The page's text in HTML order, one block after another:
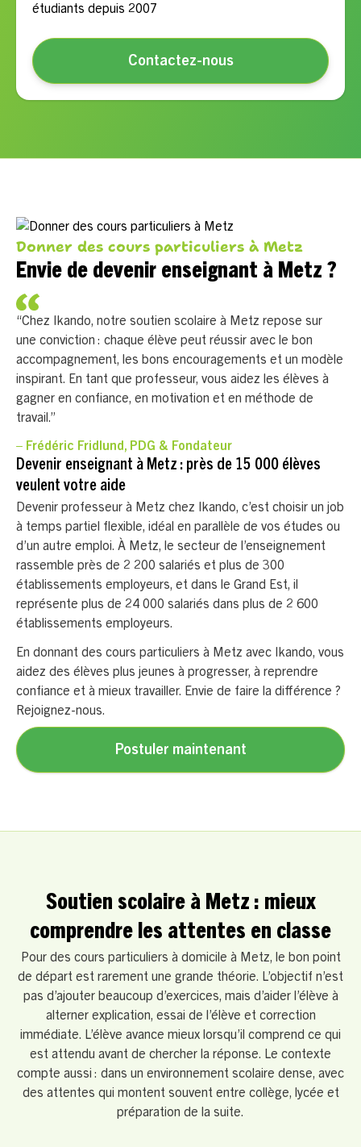
étudiants depuis 2007
Contactez-nous
Donner des cours particuliers à Metz
Envie de devenir enseignant à Metz ?
“Chez Ikando, notre soutien scolaire à Metz repose sur
une conviction : chaque élève peut réussir avec le bon
accompagnement, les bons encouragements et un modèle
inspirant. En tant que professeur, vous aidez les élèves à
gagner en confiance, en motivation et en méthode de
travail.”
– Frédéric Fridlund, PDG & Fondateur
Devenir enseignant à Metz : près de 15 000 élèves
veulent votre aide
Devenir professeur à Metz chez Ikando, c’est choisir un job
à temps partiel flexible, idéal en parallèle de vos études ou
d’un autre emploi. À Metz, le secteur de l’enseignement
rassemble près de 2 200 salariés et plus de 300
établissements employeurs, et dans le Grand Est, il
représente plus de 24 000 salariés dans plus de 2 600
établissements employeurs.
En donnant des cours particuliers à Metz avec Ikando, vous
aidez des élèves plus jeunes à progresser, à reprendre
confiance et à mieux travailler. Envie de faire la différence ?
Rejoignez-nous.
Postuler maintenant
Soutien scolaire à Metz : mieux
comprendre les attentes en classe
Pour des cours particuliers à domicile à Metz, le bon point
de départ est rarement une grande théorie. L’objectif n’est
pas d’ajouter beaucoup d’exercices, mais d’aider l’élève à
alterner explication, essai de l’élève et correction
immédiate. L’élève avance mieux lorsqu’il comprend ce qui
est attendu avant de chercher la réponse. Le contexte
compte aussi : dans un environnement scolaire dense, avec
des attentes qui montent souvent entre collège, lycée et
préparation de la suite.